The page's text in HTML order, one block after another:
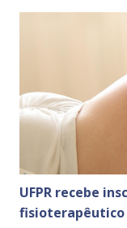
UFPR recebe
fisioterapêutico